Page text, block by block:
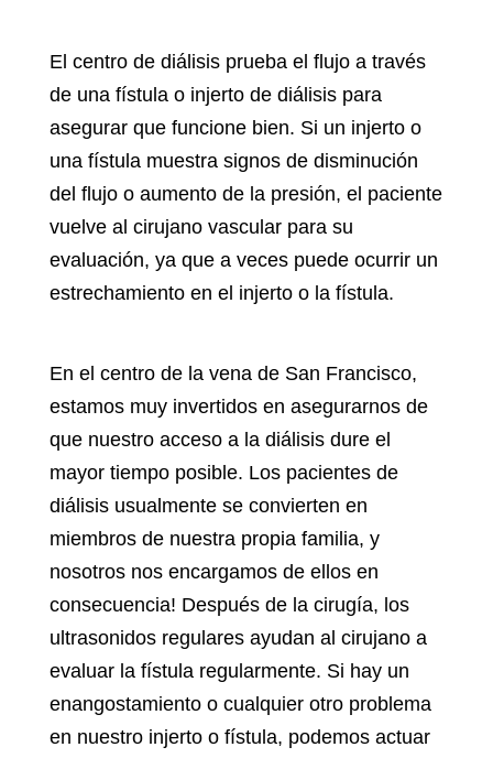
El centro de diálisis prueba el flujo a través
de una fístula o injerto de diálisis para
asegurar que funcione bien. Si un injerto o
una fístula muestra signos de disminución
del flujo o aumento de la presión, el paciente
vuelve al cirujano vascular para su
evaluación, ya que a veces puede ocurrir un
estrechamiento en el injerto o la fístula.
En el centro de la vena de San Francisco,
estamos muy invertidos en asegurarnos de
que nuestro acceso a la diálisis dure el
mayor tiempo posible. Los pacientes de
diálisis usualmente se convierten en
miembros de nuestra propia familia, y
nosotros nos encargamos de ellos en
consecuencia! Después de la cirugía, los
ultrasonidos regulares ayudan al cirujano a
evaluar la fístula regularmente. Si hay un
enangostamiento o cualquier otro problema
en nuestro injerto o fístula, podemos actuar